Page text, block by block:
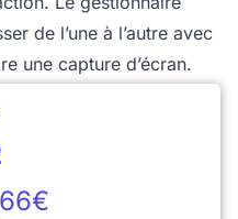
de l’une à l’autre avec
une capture d’écran.